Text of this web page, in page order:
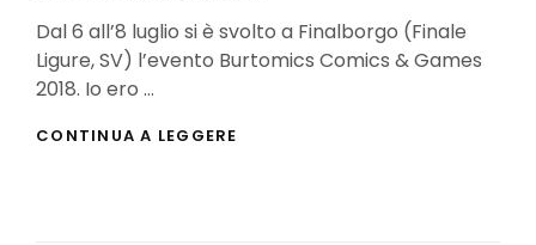
Dal 6 all’8 luglio si è svolto a Finalborgo (Finale
Ligure, SV) l’evento Burtomics Comics & Games
2018. Io ero …
CONTINUA A LEGGERE